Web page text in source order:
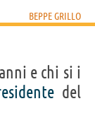
BEPPE GRILLO
e chi si i
del